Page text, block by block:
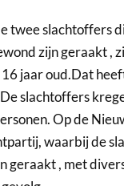
twee slachtoffers
zijn geraakt ,
jaar oud.Dat
slachtoffers
Op de
waarbij de
geraakt , met